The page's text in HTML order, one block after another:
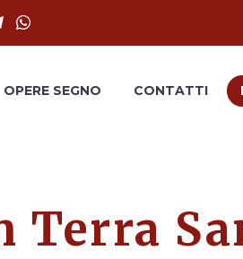
OPERE SEGNO CONTATTI
Terra